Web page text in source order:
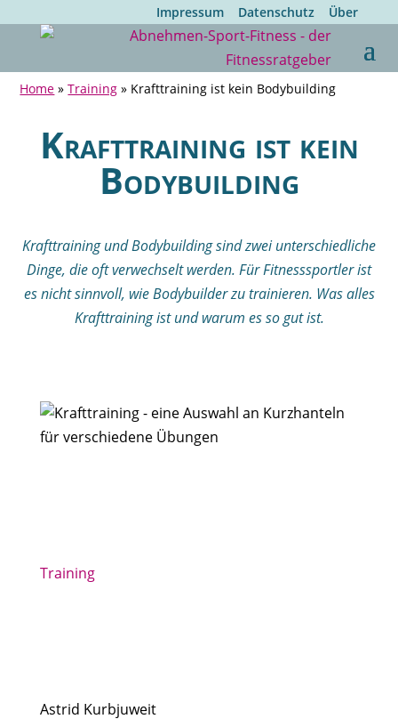
Impressum Datenschutz Über
Home »Training » Krafttraining ist kein Bodybuilding
Krafttraining ist kein
Bodybuilding
Krafttraining und Bodybuilding sind zwei unterschiedliche
Dinge, die oft verwechselt werden. Für Fitnesssportler ist
es nicht sinnvoll, wie Bodybuilder zu trainieren. Was alles
Krafttraining ist und warum es so gut ist.
Training
Astrid Kurbjuweit